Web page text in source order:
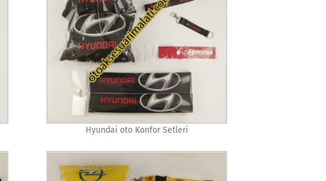
Hyundai oto Konfor Setleri